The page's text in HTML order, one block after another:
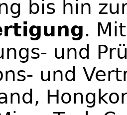
bis hin
.
und
und